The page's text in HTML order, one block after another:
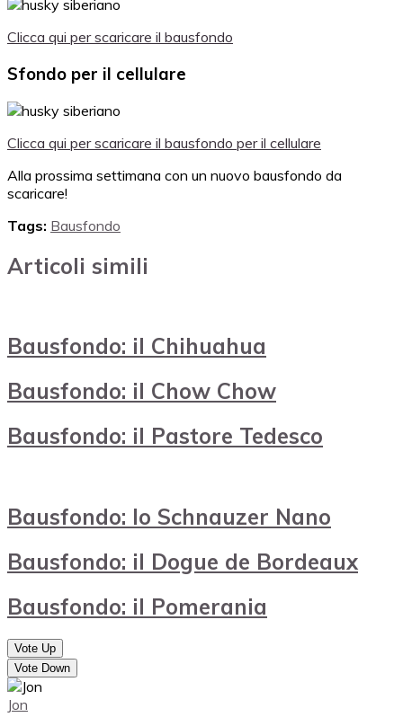
Clicca qui per scaricare il bausfondo
Sfondo per il cellulare
Clicca qui per scaricare il bausfondo per il cellulare
Alla prossima settimana con un nuovo bausfondo da
scaricare!
Tags: Bausfondo
Articoli simili
Bausfondo: il Chihuahua
Bausfondo: il Chow Chow
Bausfondo: il Pastore Tedesco
Bausfondo: lo Schnauzer Nano
Bausfondo: il Dogue de Bordeaux
Bausfondo: il Pomerania
Vote Up
Vote Down
Jon